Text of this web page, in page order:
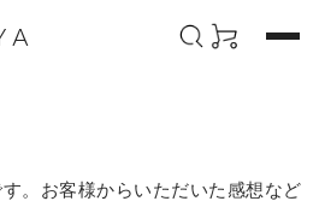
。お客様からいただいた感想など